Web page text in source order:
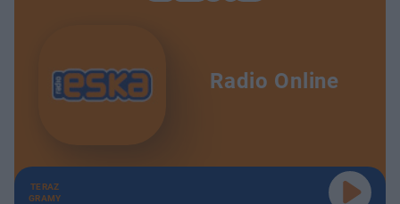
Radio Online
TERAZ
GRAMY